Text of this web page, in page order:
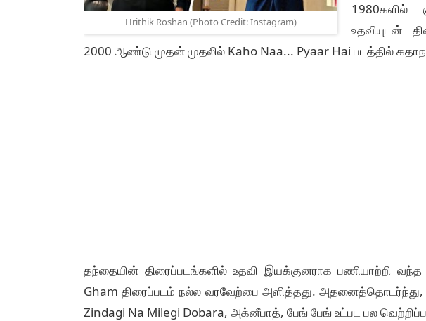
Hrithik Roshan (Photo Credit: Instagram)
1980களில்
உதவியுடன்
2000 ஆண்டு முதன் முதலில் Kaho Naa... Pyaar Hai படத்தில்
தந்தையின் திரைப்படங்களில் உதவி இயக்குனராக பணியாற்றி
Gham திரைப்படம் நல்ல வரவேற்பை அளித்தது. அதனைத்தொடர்ந்து,
Zindagi Na Milegi Dobara, அக்னீபாத், பேங் பேங் உட்பட பல